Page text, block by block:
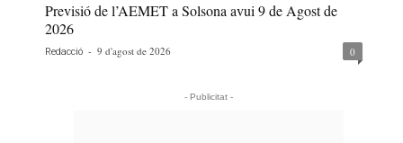
Previsió de l’AEMET a Solsona avui 9 de Agost de
2026
Redacció - 9 d'agost de 2026 0
- Publicitat -